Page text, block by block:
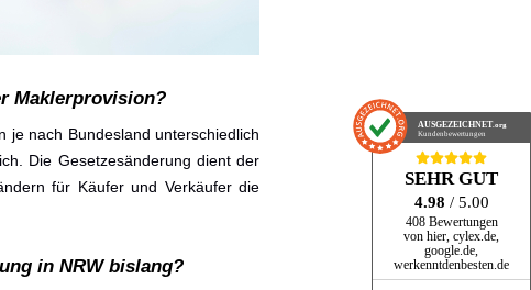
Maklerprovision?
je nach Bundesland unterschiedlich
Die Gesetzesänderung dient der
für Käufer und Verkäufer die
in NRW bislang?
AUSGEZEICHNET .org
Kundenbewertungen
SEHR GUT
4.98 / 5.00
408 Bewertungen
von hier, cylex.de,
google.de,
werkenntdenbesten.de